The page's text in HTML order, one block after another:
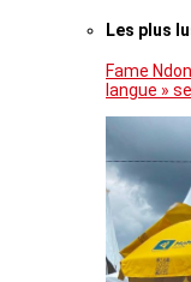
Les plus
Fame
langue »